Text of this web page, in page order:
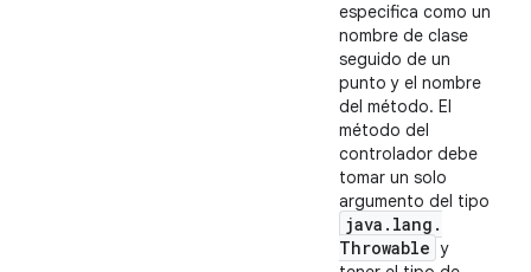
especifica como un
nombre de clase
seguido de un
punto y el nombre
del método. El
método del
controlador debe
tomar un solo
argumento del tipo
java . lang .
Throwable y